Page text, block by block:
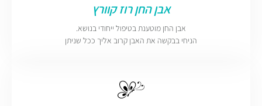
אבן החן רוז קוורץ
אבן החן מוטענת בטיפול ייחודי בנושא.
הניחי בבקשה את האבן קרוב אליך ככל שניתן